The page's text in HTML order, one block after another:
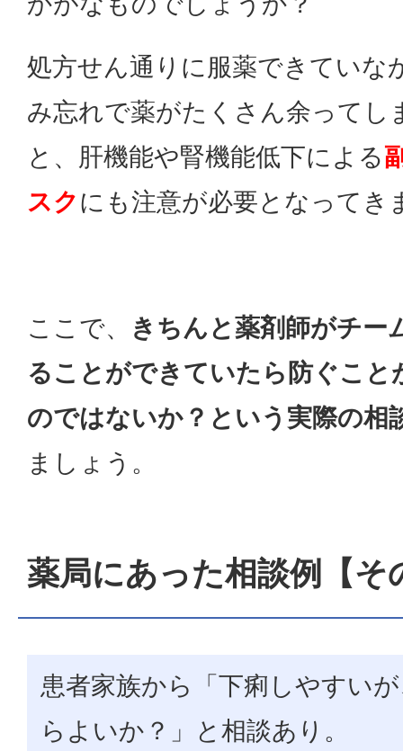
処方せん通りに服薬できていな
み忘れで薬がたくさん余ってし
と、肝機能や腎機能低下による
スクにも注意が必要となってき
ここで、
きちんと薬剤師がチー
ることができていたら防ぐこと
のではないか？という実際の相
ましょう。
薬局にあった相談例【そ
患者家族から「下痢しやすい
らよいか？」と相談あり。